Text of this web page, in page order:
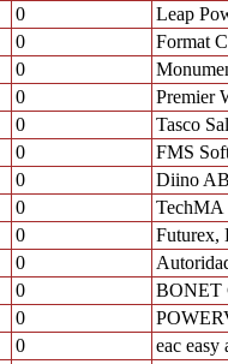
0
Leap
0
Format
0
0
Premier
0
Tasco
0
FMS
0
Diino
0
TechMA
0
Futurex,
0
0
BONET
0
0
eac